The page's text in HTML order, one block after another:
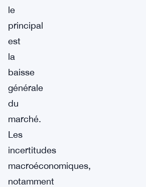
le
principal
est
la
baisse
générale
du
marché.
Les
incertitudes
macroéconomiques,
notamment